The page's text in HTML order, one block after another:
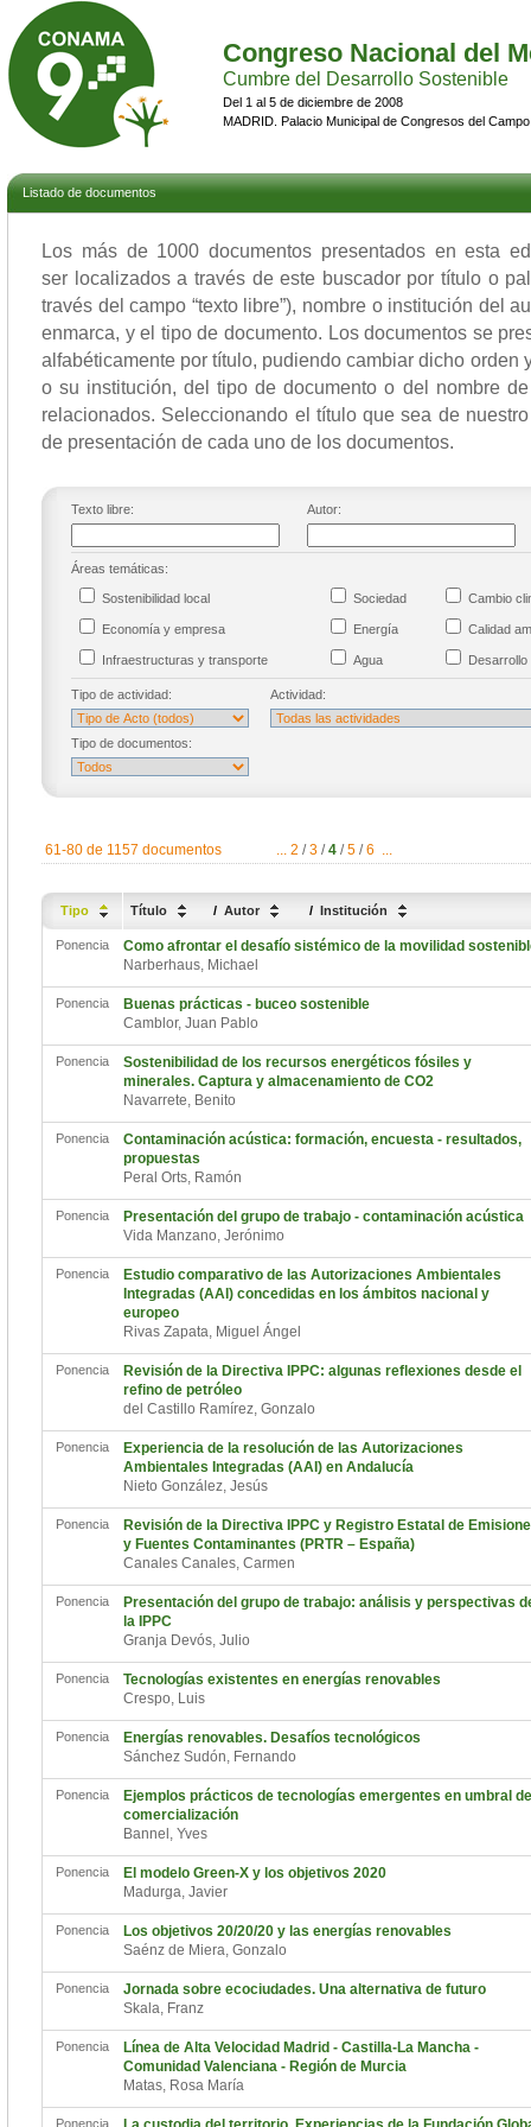
Congreso Nacional del
Cumbre del Desarrollo Sostenible
Del 1 al 5 de diciembre de 2008
MADRID. Palacio Municipal de Congresos del
Listado de documentos
Los más de 1000 documentos presentados en esta
ser localizados a través de este buscador por título o
través del campo “texto libre”), nombre o institución del
enmarca, y el tipo de documento. Los documentos se
alfabéticamente por título, pudiendo cambiar dicho orden
o su institución, del tipo de documento o del nombre
relacionados. Seleccionando el título que sea de
de presentación de cada uno de los documentos.
Texto libre: Autor:
Áreas temáticas:
Sostenibilidad local Sociedad Cambio
Economía y empresa Energía Calidad
Infraestructuras y transporte Agua
Tipo de actividad: Actividad:
Tipo de documentos:
61-80 de 1157 documentos ... 2 / 3 /4 / 5 / 6 ...
Tipo Título / Autor / Institución
Ponencia
Como afrontar el desafío sistémico de la movilidad
Narberhaus, Michael
Ponencia
Buenas prácticas - buceo sostenible
Camblor, Juan Pablo
Ponencia
Sostenibilidad de los recursos energéticos fósiles y
minerales. Captura y almacenamiento de CO2
Navarrete, Benito
Ponencia
Contaminación acústica: formación, encuesta - resultados,
propuestas
Peral Orts, Ramón
Ponencia
Presentación del grupo de trabajo - contaminación acústica
Vida Manzano, Jerónimo
Ponencia
Estudio comparativo de las Autorizaciones Ambientales
Integradas (AAI) concedidas en los ámbitos nacional y
europeo
Rivas Zapata, Miguel Ángel
Ponencia
Revisión de la Directiva IPPC: algunas reflexiones desde el
refino de petróleo
del Castillo Ramírez, Gonzalo
Ponencia
Experiencia de la resolución de las Autorizaciones
Ambientales Integradas (AAI) en Andalucía
Nieto González, Jesús
Ponencia
Revisión de la Directiva IPPC y Registro Estatal de
y Fuentes Contaminantes (PRTR – España)
Canales Canales, Carmen
Ponencia
Presentación del grupo de trabajo: análisis y perspectivas
la IPPC
Granja Devós, Julio
Ponencia
Tecnologías existentes en energías renovables
Crespo, Luis
Ponencia
Energías renovables. Desafíos tecnológicos
Sánchez Sudón, Fernando
Ponencia
Ejemplos prácticos de tecnologías emergentes en umbral de
comercialización
Bannel, Yves
Ponencia
El modelo Green-X y los objetivos 2020
Madurga, Javier
Ponencia
Los objetivos 20/20/20 y las energías renovables
Saénz de Miera, Gonzalo
Ponencia
Jornada sobre ecociudades. Una alternativa de futuro
Skala, Franz
Ponencia
Línea de Alta Velocidad Madrid - Castilla-La Mancha -
Comunidad Valenciana - Región de Murcia
Matas, Rosa María
Ponencia